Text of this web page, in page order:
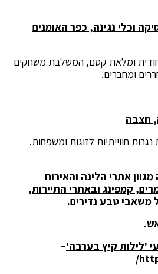
וכלי נגינה, כפר האומנים
ומלאת קסם, המשלבת משחקים
ומחברים.
חצבה
חווייתיות לזוגות ומשפחות.
אתרי הלינה והאירוח
קמפינג ובאתרי התיירות,
משאבי טבע נדירים.
'לילות קיץ בערבה'–
/